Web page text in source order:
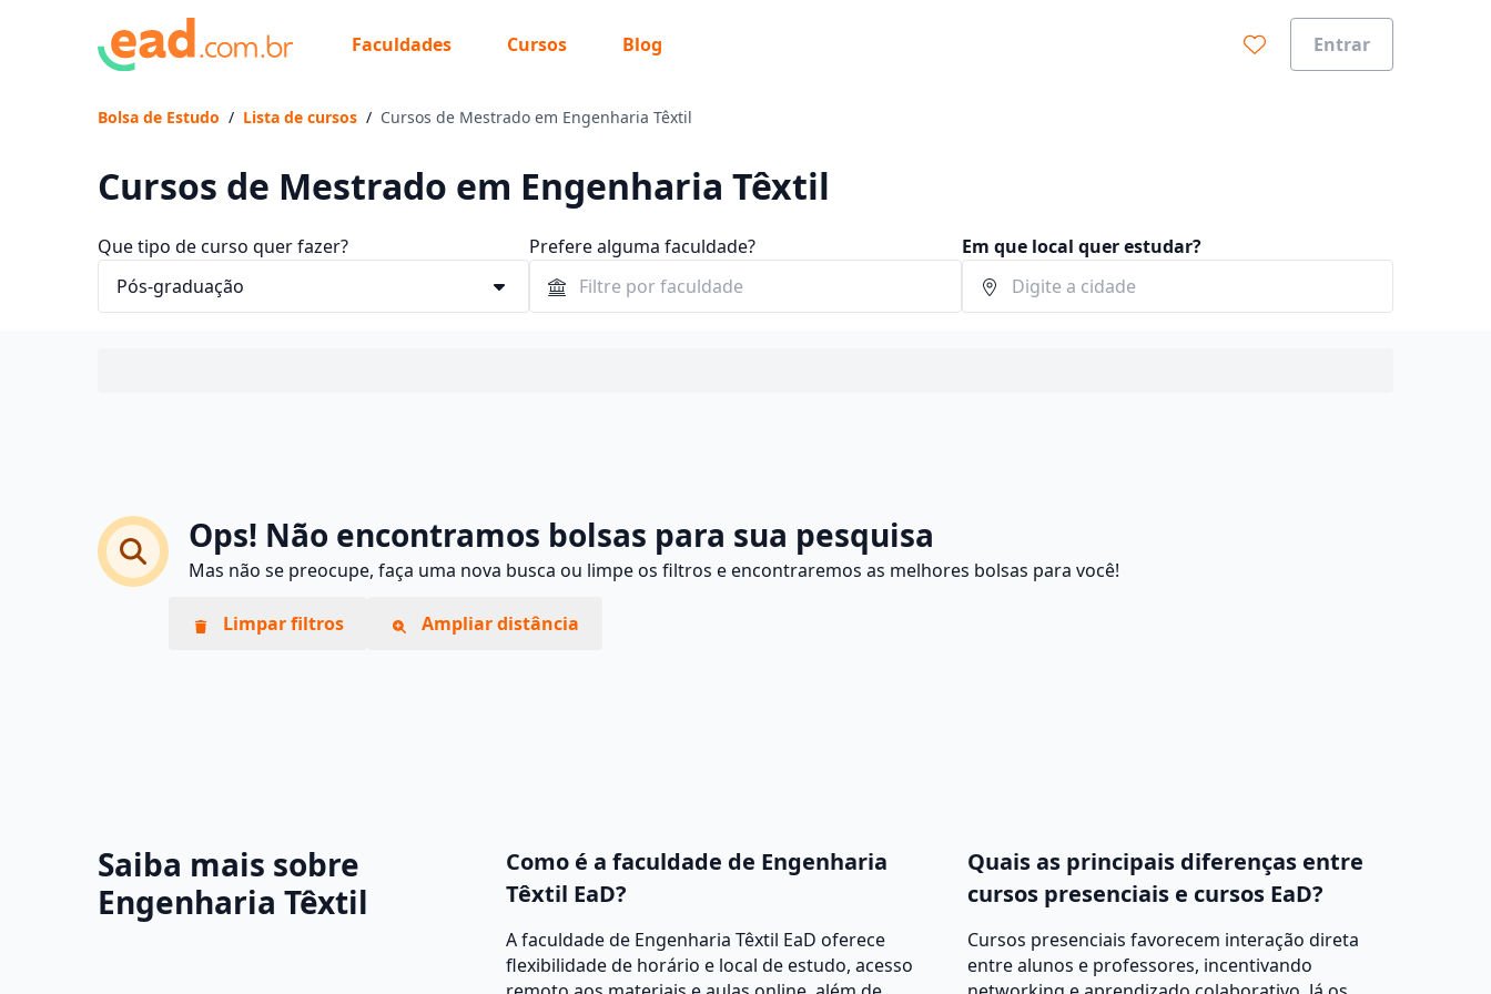
Faculdades Cursos Blog Entrar
Bolsa de Estudo / Lista de cursos / Cursos de Mestrado em Engenharia Têxtil
Cursos de Mestrado em Engenharia Têxtil
Que tipo de curso quer fazer? Prefere alguma faculdade? Em que local quer estudar?
Ops! Não encontramos bolsas para sua pesquisa
Mas não se preocupe, faça uma nova busca ou limpe os filtros e encontraremos as melhores bolsas para você!
Limpar filtros Ampliar distância
Saiba mais sobre
Engenharia Têxtil
Como é a faculdade de Engenharia
Têxtil EaD?
A faculdade de Engenharia Têxtil EaD oferece
flexibilidade de horário e local de estudo, acesso
Quais as principais diferenças entre
cursos presenciais e cursos EaD?
Cursos presenciais favorecem interação direta
entre alunos e professores, incentivando